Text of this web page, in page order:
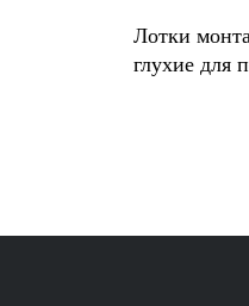
Лотки
глухие для